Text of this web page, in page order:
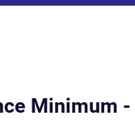
Minimum -